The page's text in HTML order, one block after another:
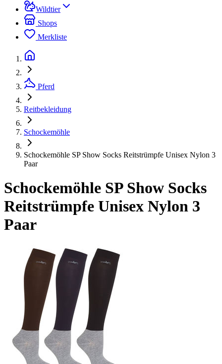
Wildtier
Shops
Merkliste
Pferd
Reitbekleidung
Schockemöhle
Schockemöhle SP Show Socks Reitstrümpfe Unisex Nylon 3
Paar
Schockemöhle SP Show Socks
Reitstrümpfe Unisex Nylon 3
Paar